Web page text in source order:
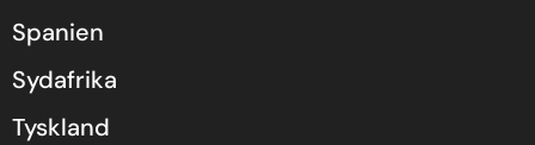
Spanien
Sydafrika
Tyskland